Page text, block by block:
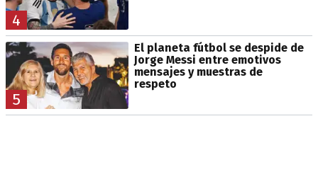
4
5
El planeta fútbol se despide de
Jorge Messi entre emotivos
mensajes y muestras de
respeto